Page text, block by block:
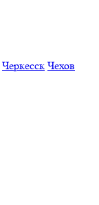
Черкесск Чехов